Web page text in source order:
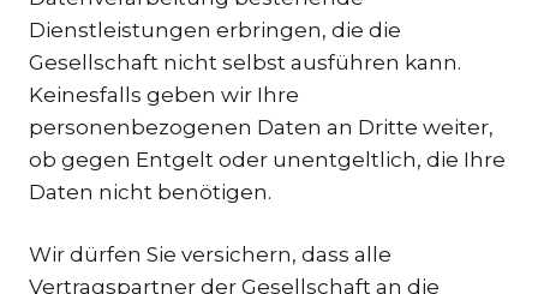
Dienstleistungen erbringen, die die
Gesellschaft nicht selbst ausführen kann.
Keinesfalls geben wir Ihre
personenbezogenen Daten an Dritte weiter,
ob gegen Entgelt oder unentgeltlich, die Ihre
Daten nicht benötigen.
Wir dürfen Sie versichern, dass alle
Vertragspartner der Gesellschaft an die